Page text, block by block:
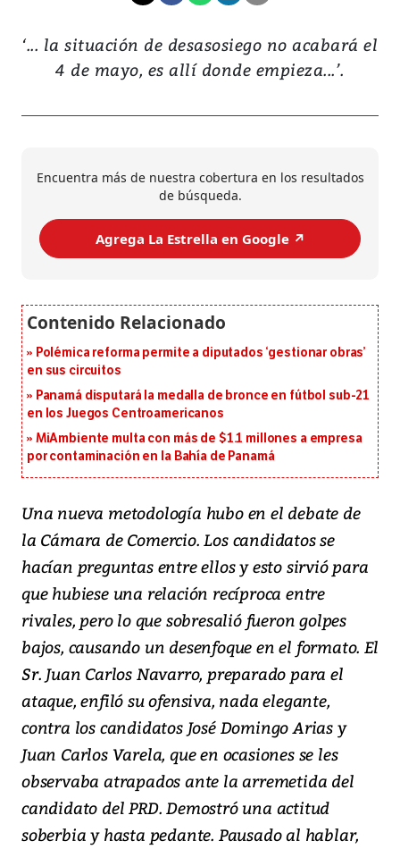
‘... la situación de desasosiego no acabará el
4 de mayo, es allí donde empieza...’.
Encuentra más de nuestra cobertura en los resultados
de búsqueda.
Agrega La Estrella en Google ↗️
Polémica reforma permite a diputados ‘gestionar obras’
en sus circuitos
Panamá disputará la medalla de bronce en fútbol sub-21
en los Juegos Centroamericanos
MiAmbiente multa con más de $1.1 millones a empresa
por contaminación en la Bahía de Panamá
Una nueva metodología hubo en el debate de
la Cámara de Comercio. Los candidatos se
hacían preguntas entre ellos y esto sirvió para
que hubiese una relación recíproca entre
rivales, pero lo que sobresalió fueron golpes
bajos, causando un desenfoque en el formato. El
Sr. Juan Carlos Navarro, preparado para el
ataque, enfiló su ofensiva, nada elegante,
contra los candidatos José Domingo Arias y
Juan Carlos Varela, que en ocasiones se les
observaba atrapados ante la arremetida del
candidato del PRD. Demostró una actitud
soberbia y hasta pedante. Pausado al hablar,